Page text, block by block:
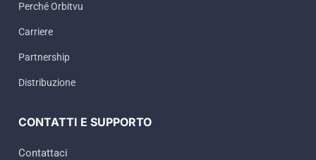
Perché Orbitvu
Carriere
Partnership
Distribuzione
CONTATTI E SUPPORTO
Contattaci